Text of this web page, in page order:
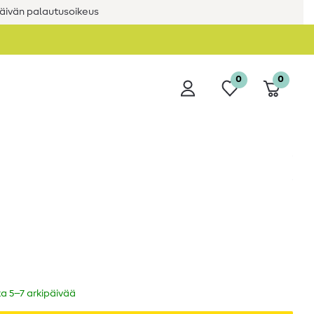
palautusoikeus
0 0
5–7 arkipäivää